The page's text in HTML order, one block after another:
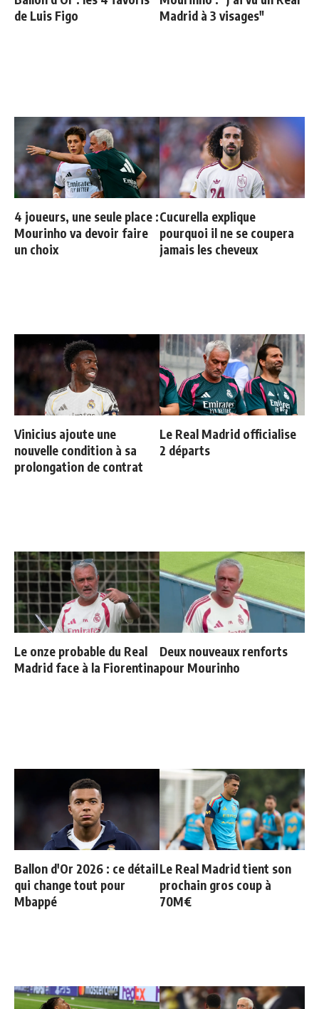
de Luis Figo
Madrid à 3 visages"
4 joueurs, une seule place :
Mourinho va devoir faire
un choix
Cucurella explique
pourquoi il ne se coupera
jamais les cheveux
Vinicius ajoute une
nouvelle condition à sa
prolongation de contrat
Le Real Madrid officialise
2 départs
Le onze probable du Real
Madrid face à la Fiorentina
Deux nouveaux renforts
pour Mourinho
Ballon d'Or 2026 : ce détail
qui change tout pour
Mbappé
Le Real Madrid tient son
prochain gros coup à
70M€